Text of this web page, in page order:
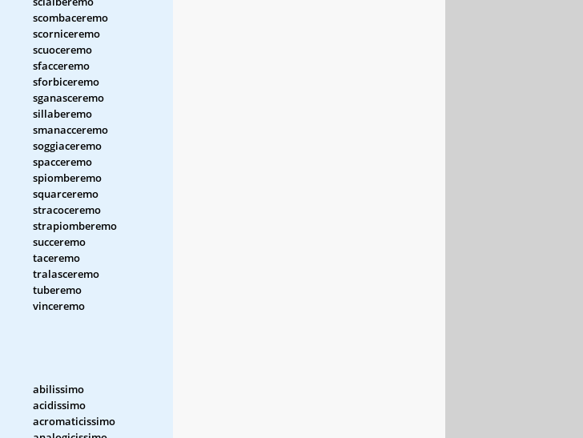
scombaceremo
scorniceremo
scuoceremo
sfacceremo
sforbiceremo
sganasceremo
sillaberemo
smanacceremo
soggiaceremo
spacceremo
spiomberemo
squarceremo
stracoceremo
strapiomberemo
succeremo
taceremo
tralasceremo
tuberemo
vinceremo
abilissimo
acidissimo
acromaticissimo